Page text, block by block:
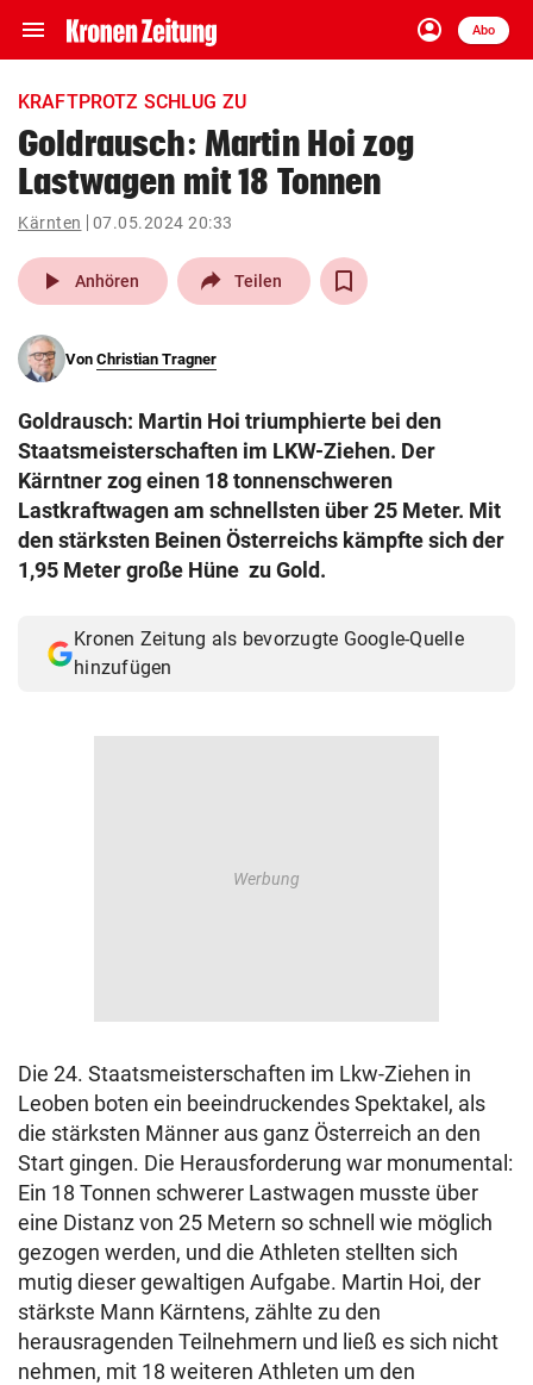
menu Navigation
ein-/ausklappen
account_circle
Anmelden
Abo
close Schließen
account_circle Anmelden
arrow_right
pin_drop
Wien arrow_right
search
eingeben
Muthgasse 2, 1190 Wien
KRAFTPROTZ SCHLUG ZU
Goldrausch: Martin Hoi zog
Lastwagen mit 18 Tonnen
Kärnten 07.05.2024 20:33
play_arrow Anhören Teilen
Von Christian Tragner
Goldrausch: Martin Hoi triumphierte bei den
Staatsmeisterschaften im LKW-Ziehen. Der
Kärntner zog einen 18 tonnenschweren
Lastkraftwagen am schnellsten über 25 Meter. Mit
den stärksten Beinen Österreichs kämpfte sich der
1,95 Meter große Hüne zu Gold.
Kronen Zeitung als bevorzugte Google-Quelle
hinzufügen
Die 24. Staatsmeisterschaften im Lkw-Ziehen in
Leoben boten ein beeindruckendes Spektakel, als
die stärksten Männer aus ganz Österreich an den
Start gingen. Die Herausforderung war monumental:
Ein 18 Tonnen schwerer Lastwagen musste über
eine Distanz von 25 Metern so schnell wie möglich
gezogen werden, und die Athleten stellten sich
mutig dieser gewaltigen Aufgabe. Martin Hoi, der
stärkste Mann Kärntens, zählte zu den
herausragenden Teilnehmern und ließ es sich nicht
nehmen, mit 18 weiteren Athleten um den